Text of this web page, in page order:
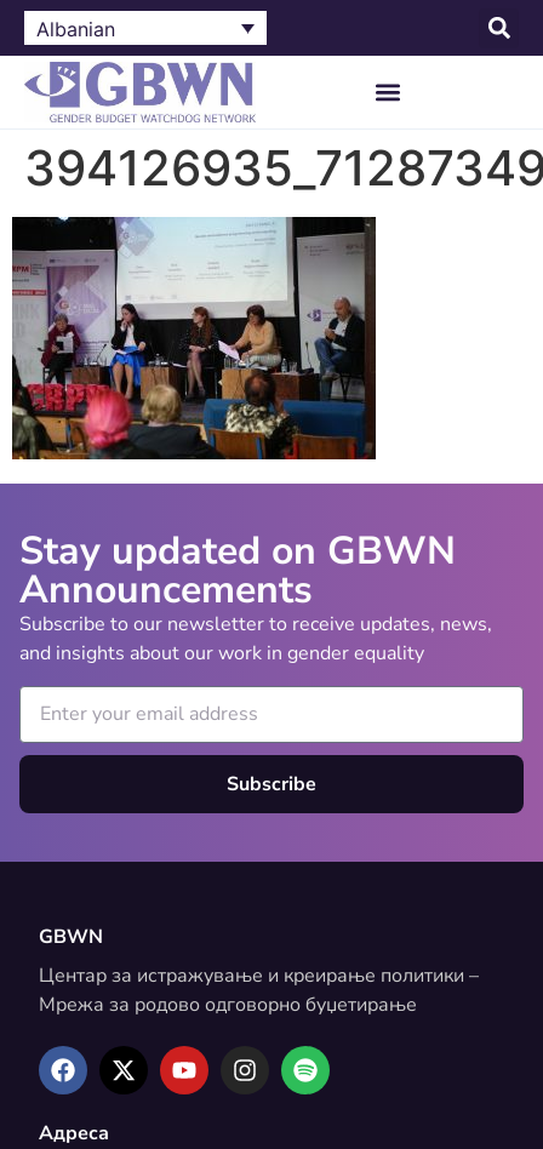
Albanian
Stay updated on GBWN
Announcements
Subscribe to our newsletter to receive updates, news,
and insights about our work in gender equality
Subscribe
GBWN
Центар за истражување и креирање политики –
Мрежа за родово одговорно буџетирање
Адреса